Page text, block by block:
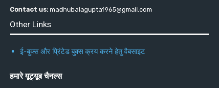
Contact us: madhubalagupta1965@gmail.com
Other Links
ई-बुक्स और प्रिंटेड बुक्स क्रय करने हेतु वैबसाइट
हमारे यूट्यूब चैनल्स